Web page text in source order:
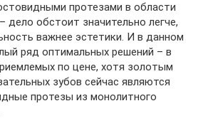
протезами в области
дело обстоит значительно легче,
важнее эстетики. И в данном
ряд оптимальных решений – в
по цене, хотя золотым
зубов сейчас являются
протезы из монолитного